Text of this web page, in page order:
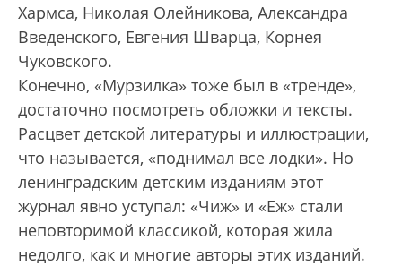
Хармса, Николая Олейникова, Александра
Введенского, Евгения Шварца, Корнея
Чуковского.
Конечно, «Мурзилка» тоже был в «тренде»,
достаточно посмотреть обложки и тексты.
Расцвет детской литературы и иллюстрации,
что называется, «поднимал все лодки». Но
ленинградским детским изданиям этот
журнал явно уступал: «Чиж» и «Еж» стали
неповторимой классикой, которая жила
недолго, как и многие авторы этих изданий.